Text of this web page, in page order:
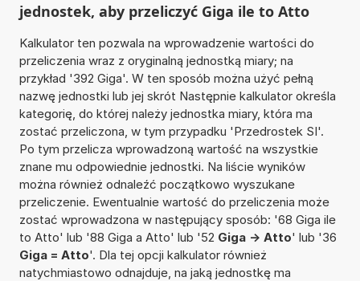
jednostek, aby przeliczyć Giga ile to Atto
Kalkulator ten pozwala na wprowadzenie wartości do
przeliczenia wraz z oryginalną jednostką miary; na
przykład '392 Giga'. W ten sposób można użyć pełną
nazwę jednostki lub jej skrót Następnie kalkulator określa
kategorię, do której należy jednostka miary, która ma
zostać przeliczona, w tym przypadku 'Przedrostek SI'.
Po tym przelicza wprowadzoną wartość na wszystkie
znane mu odpowiednie jednostki. Na liście wyników
można również odnaleźć początkowo wyszukane
przeliczenie. Ewentualnie wartość do przeliczenia może
zostać wprowadzona w następujący sposób: '68 Giga ile
to Atto' lub '88 Giga a Atto' lub '52 Giga -> Atto' lub '36
Giga = Atto'. Dla tej opcji kalkulator również
natychmiastowo odnajduje, na jaką jednostkę ma